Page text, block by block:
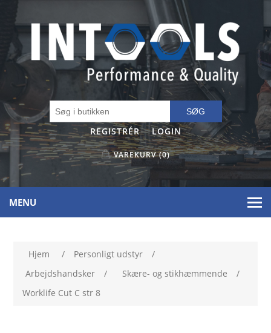
SØG
REGISTRÉR LOGIN
VAREKURV (0)
MENU
Hjem / Personligt udstyr
/
Arbejdshandsker
/ Skære- og stikhæmmende
/
Worklife Cut C str 8